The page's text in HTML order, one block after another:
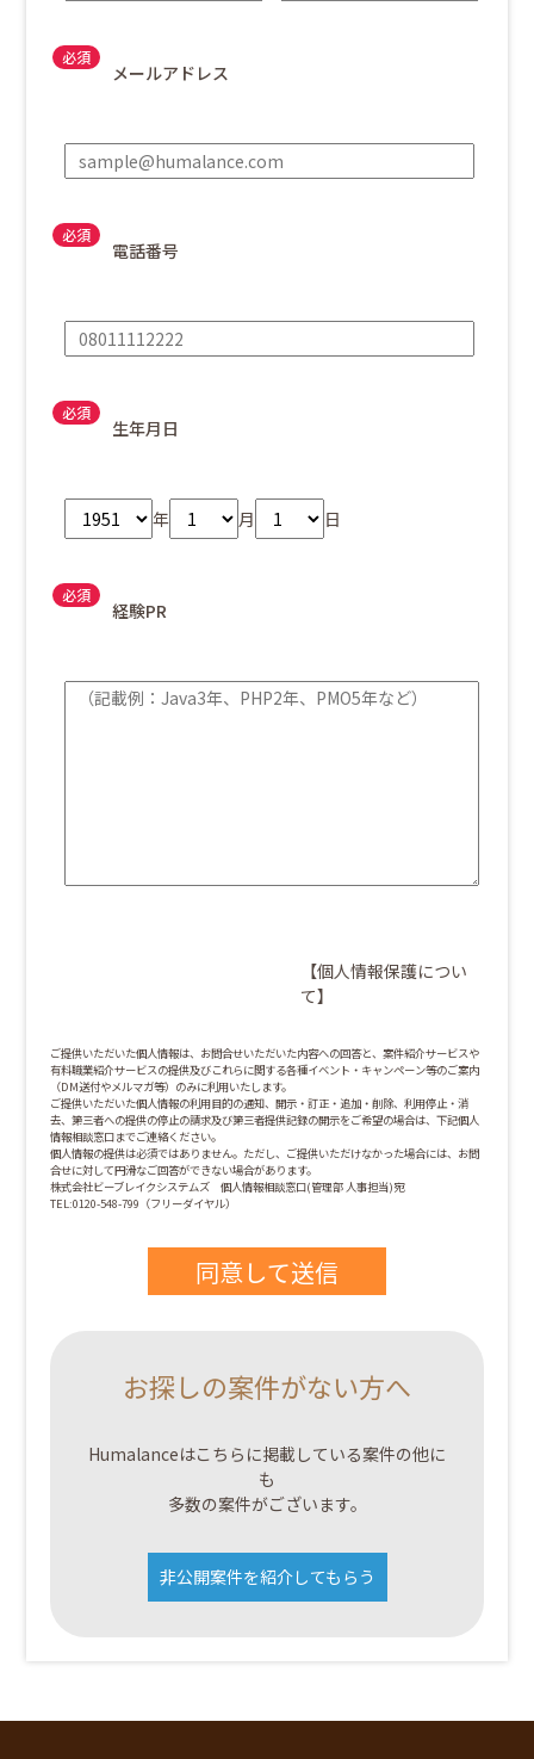
メールアドレス
電話番号
生年月日
年 月 日
経験PR
【個人情報保護につい
て】
ご提供いただいた個人情報は、お問合せいただいた内容への回答と、案件紹介サービスや
有料職業紹介サービスの提供及びこれらに関する各種イベント・キャンペーン等のご案内
（DM送付やメルマガ等）のみに利用いたします。
ご提供いただいた個人情報の利用目的の通知、開示・訂正・追加・削除、利用停止・消
去、第三者への提供の停止の請求及び第三者提供記録の開示をご希望の場合は、下記個人
情報相談窓口までご連絡ください。
個人情報の提供は必須ではありません。ただし、ご提供いただけなかった場合には、お問
合せに対して円滑なご回答ができない場合があります。
株式会社ビーブレイクシステムズ 個人情報相談窓口(管理部 人事担当)宛
TEL:0120-548-799（フリーダイヤル）
お探しの案件がない方へ
Humalanceはこちらに掲載している案件の他に
も
多数の案件がございます。
非公開案件を紹介してもらう